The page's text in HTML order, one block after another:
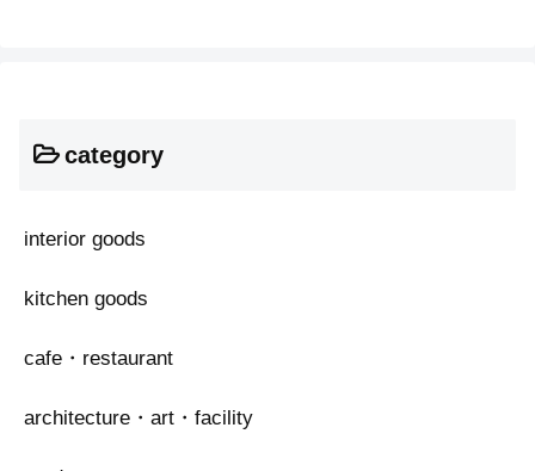
category
interior goods
kitchen goods
cafe・restaurant
architecture・art・facility